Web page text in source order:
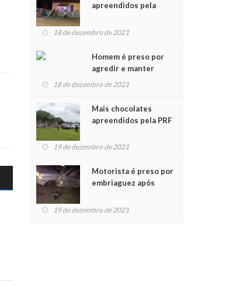
apreendidos pela
para crianças na
18 de dezembro de 2021
Homem é preso por
agredir e manter
mulher em cárcere
18 de dezembro de 2021
Mais chocolates
apreendidos pela PRF
crianças no Natal
19 de dezembro de 2021
Motorista é preso por
embriaguez após
feridos
19 de dezembro de 2021